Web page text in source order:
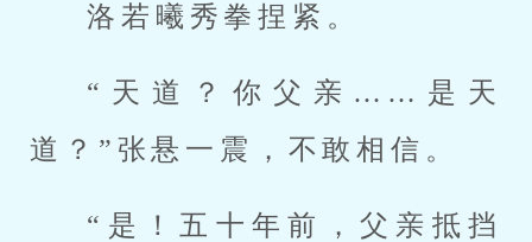
洛若曦秀拳捏紧。
“天道？你父亲……是天
道？”张悬一震，不敢相信。
“是！五十年前，父亲抵挡